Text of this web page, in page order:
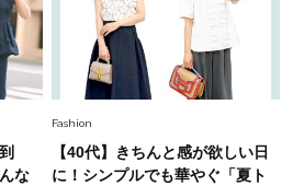
んなに華やぐ！40代、夏の「甘めト
ンツ」コーデ〈3選〉
な
Fashion
【40代】きちんと感が欲しい日
に！シンプルでも華やぐ「夏ト